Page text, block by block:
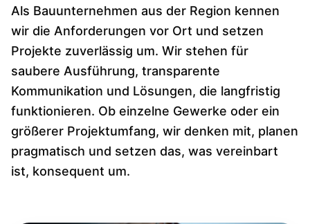
Als Bauunternehmen aus der Region kennen
wir die Anforderungen vor Ort und setzen
Projekte zuverlässig um. Wir stehen für
saubere Ausführung, transparente
Kommunikation und Lösungen, die langfristig
funktionieren. Ob einzelne Gewerke oder ein
größerer Projektumfang, wir denken mit, planen
pragmatisch und setzen das, was vereinbart
ist, konsequent um.